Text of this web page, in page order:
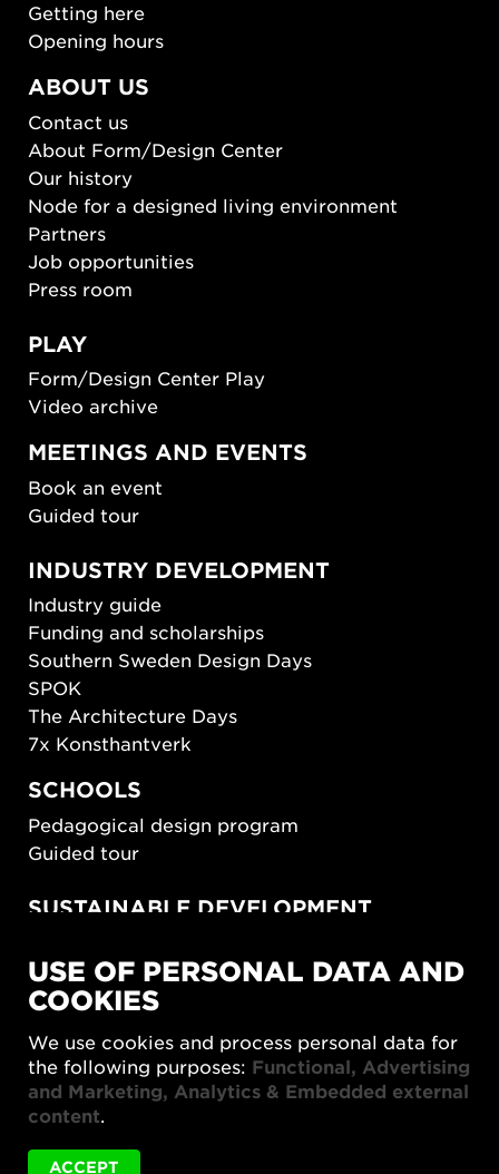
Getting here
Opening hours
ABOUT US
Contact us
About Form/Design Center
Our history
Node for a designed living environment
Partners
Job opportunities
Press room
PLAY
Form/Design Center Play
Video archive
MEETINGS AND EVENTS
Book an event
Guided tour
INDUSTRY DEVELOPMENT
Industry guide
Funding and scholarships
Southern Sweden Design Days
SPOK
The Architecture Days
7x Konsthantverk
SCHOOLS
Pedagogical design program
Guided tour
SUSTAINABLE DEVELOPMENT
SUSTAINORDIC
Share Future Living
What Matter_s
USE OF PERSONAL DATA AND
COOKIES
We use cookies and process personal data for
the following purposes: Functional, Advertising
and Marketing, Analytics & Embedded external
content.
ACCEPT